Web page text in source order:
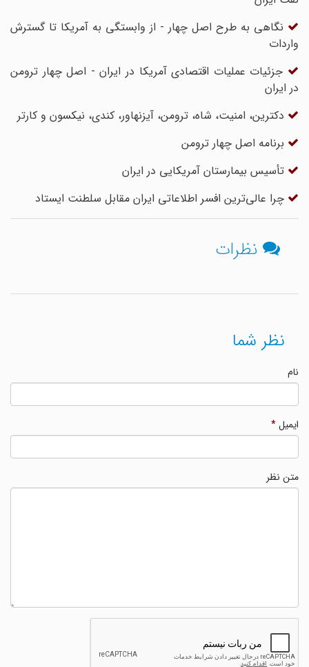
نگاهی به طرح اصل چهار - از وابستگی به آمریکا تا گسترش
واردات
جزئیات عملیات اقتصادی آمریکا در ایران - اصل چهار ترومن
در ایران
دکترین، امنیت، شاه، ترومن، آیزنهاور، کندی، نیکسون و کارتر
برنامه اصل چهار ترومن
تأسیس بیمارستان آمریکایی در ایران
چرا عالی‌ترین افسر اطلاعاتی ایران مقابل سلطنت ایستاد
نظرات
نظر شما
ایمیل*
متن نظر